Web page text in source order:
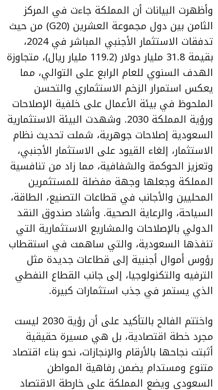
وأظهرت البيانات أن المملكة جاءت في المركز
الثامن بين دول مجموعة العشرين (G20) من حيث
تدفقات الاستثمار الأجنبي المباشر في 2024،
بقيمة 31.8 مليار دولار (119.2 مليار ريال)، متجاوزة
الهدف السنوي للعام الرابع على التوالي، مما
يعكس استمرار الزخم الاستثماري والتحسن
الملحوظ في بيئة الأعمال على خلفية الإصلاحات
ورؤية المملكة 2030. وشهدت البيئة الاستثمارية
السعودية إصلاحات جوهرية، شملت تحديث نظام
الاستثمار، إلغاء القيود على الاستثمار الأجنبي،
وتعزيز الحوكمة والشفافية، مما زاد من تنافسية
المملكة وجعلها وجهة مفضلة للمستثمرين
المحليين والأجانب في قطاعات التصنيع، الطاقة،
السياحة، والرعاية الصحية. وأشاد صندوق النقد
الدولي بالإصلاحات والمشاريع الاستثمارية التي
تنفذها السعودية، والتي ساهمت في استقطاب
رؤوس أموال أجنبية إلى قطاعات جديدة مثل
الترفيه والتكنولوجيا، إلى جانب القطاع النفطي
الذي يستمر في جذب استثمارات كبيرة.
واختتم الفالح بالتأكيد على أن رؤية 2030 ليست
مجرد خطة اقتصادية، بل هي مسيرة حقيقية
أثبتت نجاحها بالأرقام والإنجازات، نحو بناء اقتصاد
متنوع ومستدام يضمن رفاهية المواطن
السعودي ويضع المملكة على خارطة الاقتصاد